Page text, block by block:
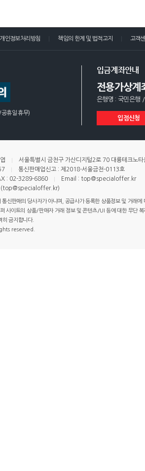
개인정보처리방침 책임의 한계 및 법적고지 고객
휴일 휴무)
입금계좌안내
전용가상계
은행명 : 국민은행
입점신청
서울특별시 금천구 가산디지털2로 70 대륭테크노
통신판매업신고 : 제2018-서울금천-0113호
: 02-3289-6860
Email : top@specialoffer.kr
(top@specialoffer.kr)
신판매의 당사자가 아니며, 공급사가 등록한 상품정보 및 거래
사이트의 상품/판매자 거래 정보 및 콘텐츠/UI 등에 대한 무단
히 금지합니다.
reserved.